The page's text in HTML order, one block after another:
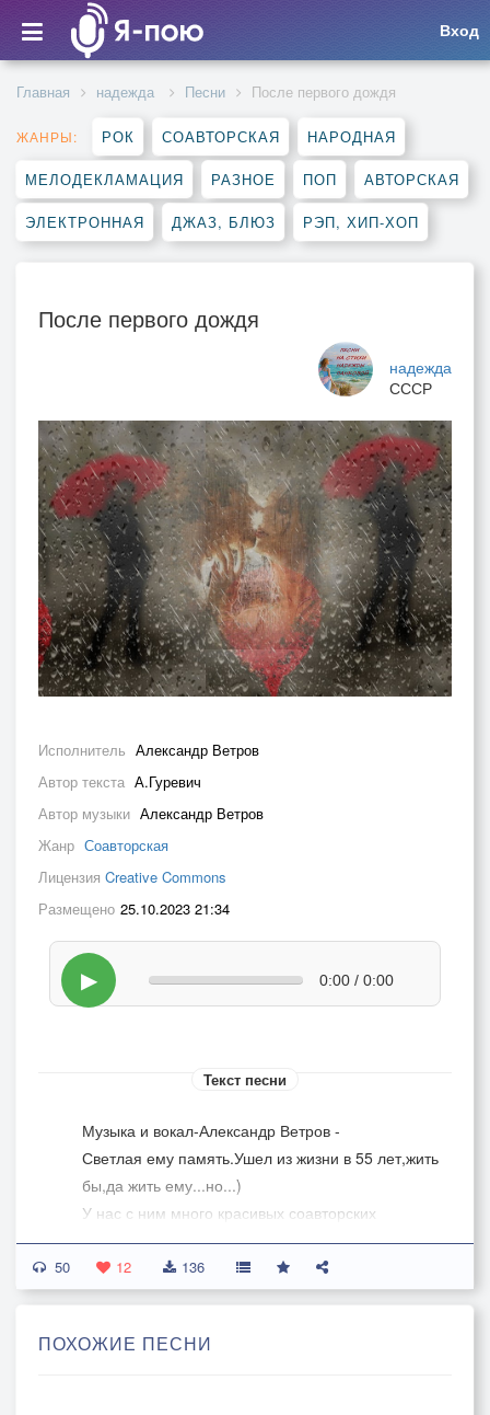
Вход
Главная надежда Песни После первого дождя
ЖАНРЫ: РОК СОАВТОРСКАЯ НАРОДНАЯ
МЕЛОДЕКЛАМАЦИЯ РАЗНОЕ ПОП АВТОРСКАЯ
ЭЛЕКТРОННАЯ ДЖАЗ, БЛЮЗ РЭП, ХИП-ХОП
После первого дождя
надежда
СССР
Исполнитель Александр Ветров
Автор текста А.Гуревич
Автор музыки Александр Ветров
Жанр Соавторская
Лицензия Creative Commons
Размещено 25.10.2023 21:34
▶ 0:00 / 0:00
Текст песни
Музыка и вокал-Александр Ветров -
Светлая ему память.Ушел из жизни в 55 лет,жить
бы,да жить ему...но...)
У нас с ним много красивых соавторских
песен.Только новых уже не будет.
А тут ему подпела. Осталась запись на память.
50 12 136
ПОХОЖИЕ ПЕСНИ